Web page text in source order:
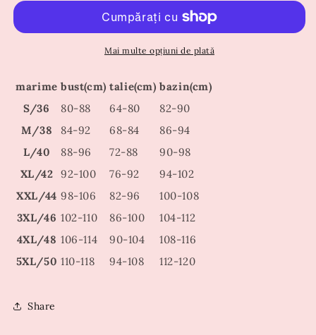
Mai multe opțiuni de plată
marime bust(cm) talie(cm) bazin(cm)
S/36
80-88 64-80
82-90
M/38
84-92 68-84
86-94
L/40
88-96 72-88
90-98
XL/42 92-100 76-92
94-102
XXL/44 98-106 82-96
100-108
3XL/46 102-110 86-100
104-112
4XL/48 106-114 90-104
108-116
5XL/50 110-118 94-108 112-120
Share